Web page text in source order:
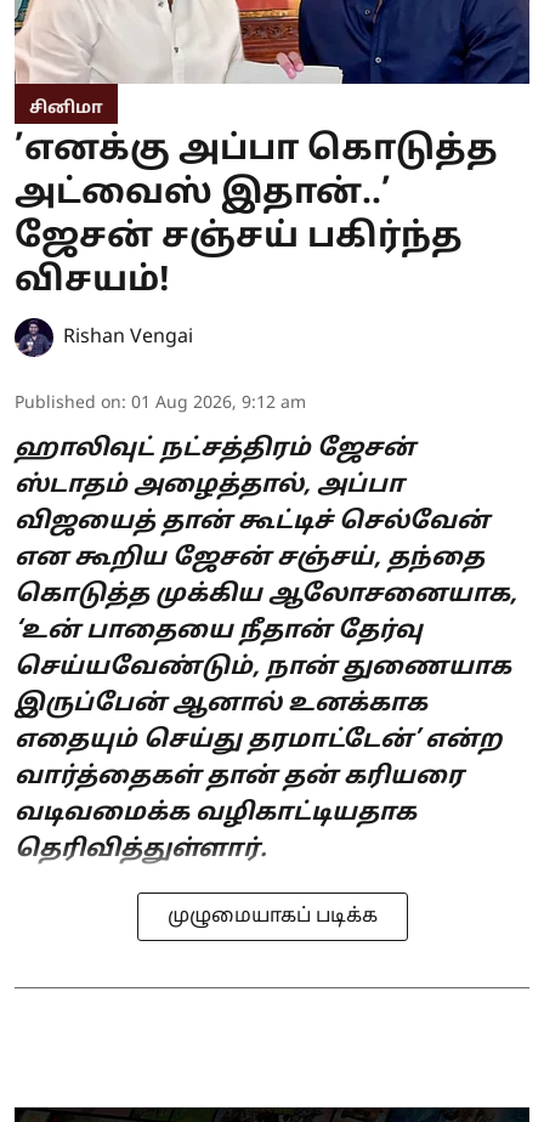
சினிமா
’எனக்கு அப்பா கொடுத்த
அட்வைஸ் இதான்..’
ஜேசன் சஞ்சய் பகிர்ந்த
விசயம்!
Rishan Vengai
Published on: 01 Aug 2026, 9:12 am
ஹாலிவுட் நட்சத்திரம் ஜேசன்
ஸ்டாதம் அழைத்தால், அப்பா
விஜயைத் தான் கூட்டிச் செல்வேன்
என கூறிய ஜேசன் சஞ்சய், தந்தை
கொடுத்த முக்கிய ஆலோசனையாக,
‘உன் பாதையை நீதான் தேர்வு
செய்யவேண்டும், நான் துணையாக
இருப்பேன் ஆனால் உனக்காக
எதையும் செய்து தரமாட்டேன்’ என்ற
வார்த்தைகள் தான் தன் கரியரை
வடிவமைக்க வழிகாட்டியதாக
தெரிவித்துள்ளார்.
முழுமையாகப் படிக்க